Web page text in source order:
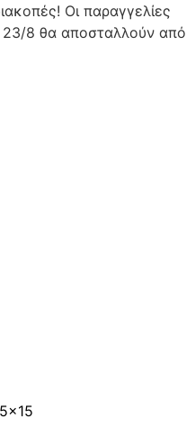
Οι παραγγελίες
8 θα αποσταλλούν από